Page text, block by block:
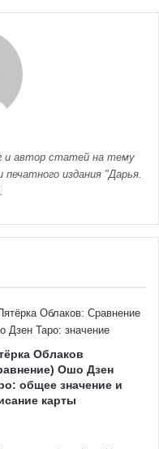
и автор статей на тему
печатного издания "Дарья.
Облаков
Ошо Дзен
общее значение и
карты